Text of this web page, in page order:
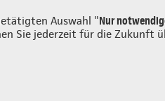
Auswahl "Nur
Sie jederzeit für die Zukunft